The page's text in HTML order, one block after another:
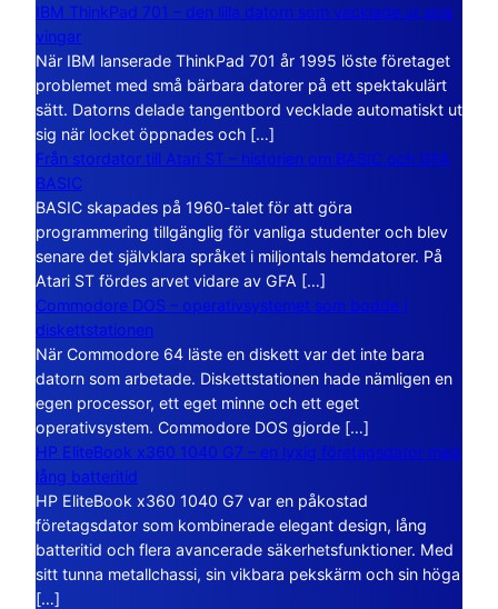
IBM ThinkPad 701 – den lilla datorn som vecklade ut sina
vingar
När IBM lanserade ThinkPad 701 år 1995 löste företaget
problemet med små bärbara datorer på ett spektakulärt
sätt. Datorns delade tangentbord vecklade automatiskt ut
sig när locket öppnades och […]
Från stordator till Atari ST – historien om BASIC och GFA
BASIC
BASIC skapades på 1960-talet för att göra
programmering tillgänglig för vanliga studenter och blev
senare det självklara språket i miljontals hemdatorer. På
Atari ST fördes arvet vidare av GFA […]
Commodore DOS – operativsystemet som bodde i
diskettstationen
När Commodore 64 läste en diskett var det inte bara
datorn som arbetade. Diskettstationen hade nämligen en
egen processor, ett eget minne och ett eget
operativsystem. Commodore DOS gjorde […]
HP EliteBook x360 1040 G7 – en lyxig företagsdator med
lång batteritid
HP EliteBook x360 1040 G7 var en påkostad
företagsdator som kombinerade elegant design, lång
batteritid och flera avancerade säkerhetsfunktioner. Med
sitt tunna metallchassi, sin vikbara pekskärm och sin höga
[…]